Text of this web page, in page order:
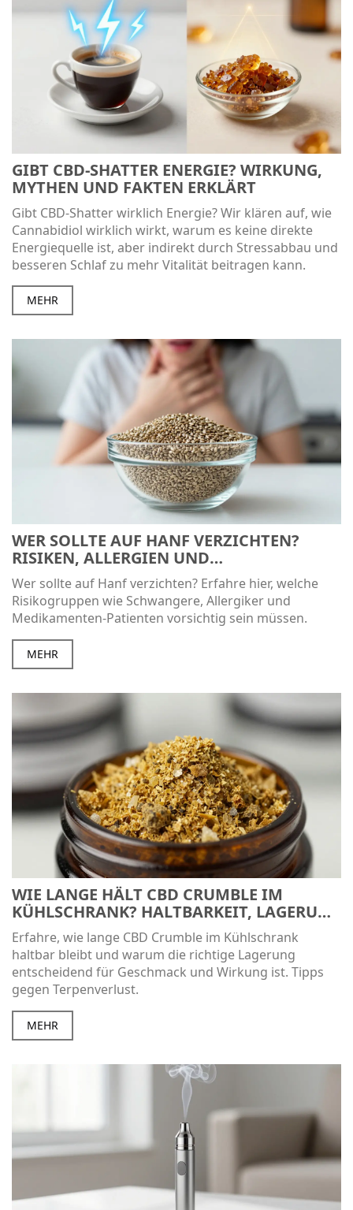
GIBT CBD-SHATTER ENERGIE? WIRKUNG,
MYTHEN UND FAKTEN ERKLÄRT
Gibt CBD-Shatter wirklich Energie? Wir klären auf, wie
Cannabidiol wirklich wirkt, warum es keine direkte
Energiequelle ist, aber indirekt durch Stressabbau und
besseren Schlaf zu mehr Vitalität beitragen kann.
MEHR
WER SOLLTE AUF HANF VERZICHTEN?
RISIKEN, ALLERGIEN UND
WECHSELWIRKUNGEN
Wer sollte auf Hanf verzichten? Erfahre hier, welche
Risikogruppen wie Schwangere, Allergiker und
Medikamenten-Patienten vorsichtig sein müssen.
MEHR
WIE LANGE HÄLT CBD CRUMBLE IM
KÜHLSCHRANK? HALTBARKEIT, LAGERUNG
& TIPPS
Erfahre, wie lange CBD Crumble im Kühlschrank
haltbar bleibt und warum die richtige Lagerung
entscheidend für Geschmack und Wirkung ist. Tipps
gegen Terpenverlust.
MEHR